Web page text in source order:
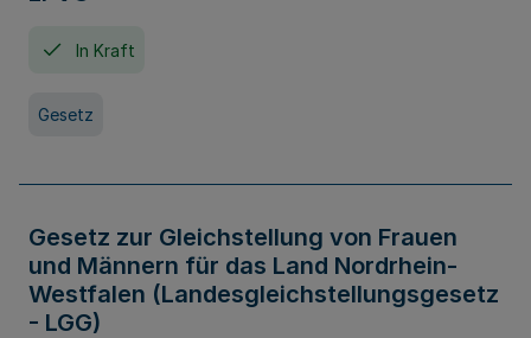
In Kraft
Gesetz
Gesetz zur Gleichstellung von Frauen
und Männern für das Land Nordrhein-
Westfalen (Landesgleichstellungsgesetz
- LGG)